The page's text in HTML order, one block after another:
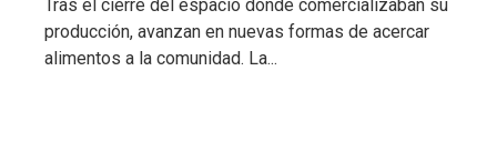
Tras el cierre del espacio donde comercializaban su
producción, avanzan en nuevas formas de acercar
alimentos a la comunidad. La...